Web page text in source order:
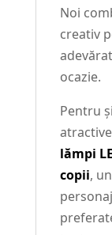
Noi
creativ
ocazie.
Pentru
lămpi
copii,